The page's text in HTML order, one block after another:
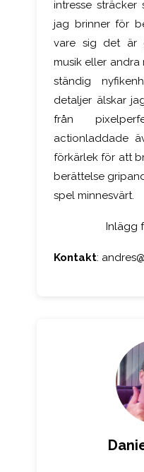
intresse
jag brinner för
vare sig det är
musik eller
ständig
detaljer älskar
från
actionladdade
förkärlek för att
berättelse
spel minnesvärt.
Inlägg
Kontakt: